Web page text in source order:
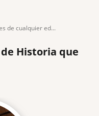
de cualquier ed...
Historia que